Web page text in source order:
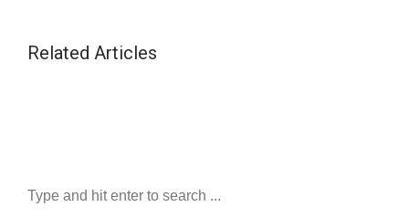
Related Articles